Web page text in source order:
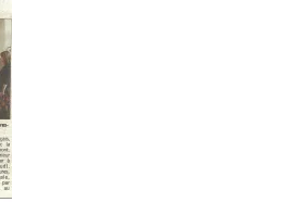
NOUS SUIVRE